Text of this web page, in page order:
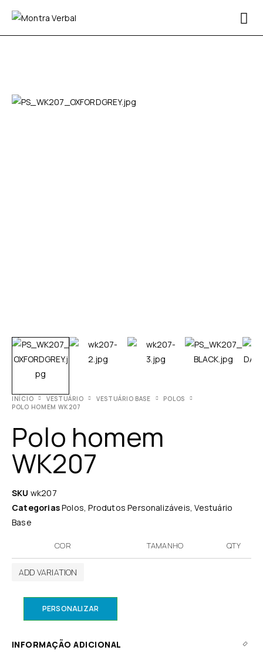
INÍCIO VESTUÁRIO VESTUÁRIO BASE
POLOS
POLO HOMEM WK207
Polo homem
WK207
SKU wk207
CategoriasPolos,Produtos Personalizáveis,Vestuário
Base
COR TAMANHO QTY
ADD VARIATION
PERSONALIZAR
INFORMAÇÃO ADICIONAL